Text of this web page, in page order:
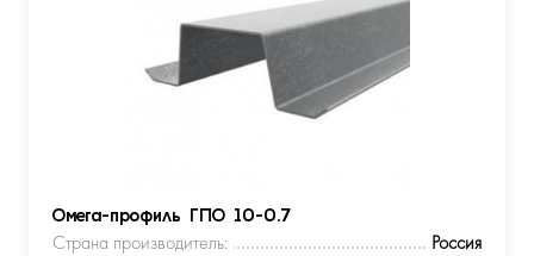
Омега-профиль ГПО 10-0.7
Страна производитель:
Россия